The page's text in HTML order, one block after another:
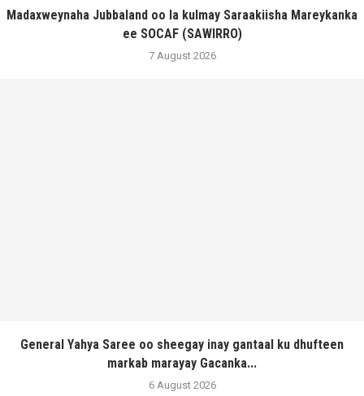
Madaxweynaha Jubbaland oo la kulmay Saraakiisha Mareykanka
ee SOCAF (SAWIRRO)
7 August 2026
General Yahya Saree oo sheegay inay gantaal ku dhufteen
markab marayay Gacanka...
6 August 2026